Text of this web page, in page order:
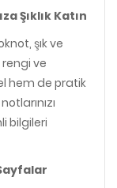
Şıklık Katın
şık ve
ve
hem de pratik
bilgileri